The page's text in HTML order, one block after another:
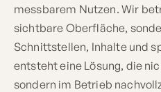
messbarem Nutzen. Wir
sichtbare Oberfläche,
Schnittstellen, Inhalte und
entsteht eine Lösung, die
sondern im Betrieb